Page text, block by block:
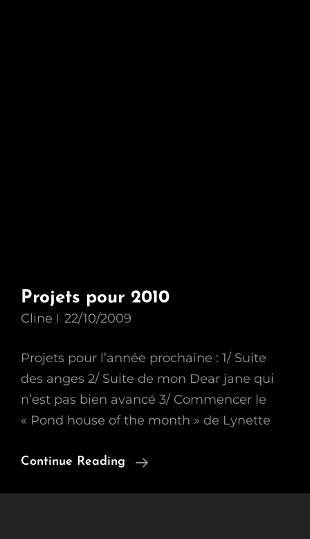
Projets pour 2010
Cline 22/10/2009
Projets pour l’année prochaine : 1/ Suite
des anges 2/ Suite de mon Dear jane qui
n’est pas bien avancé 3/ Commencer le
« Pond house of the month » de Lynette
Continue Reading
Projets